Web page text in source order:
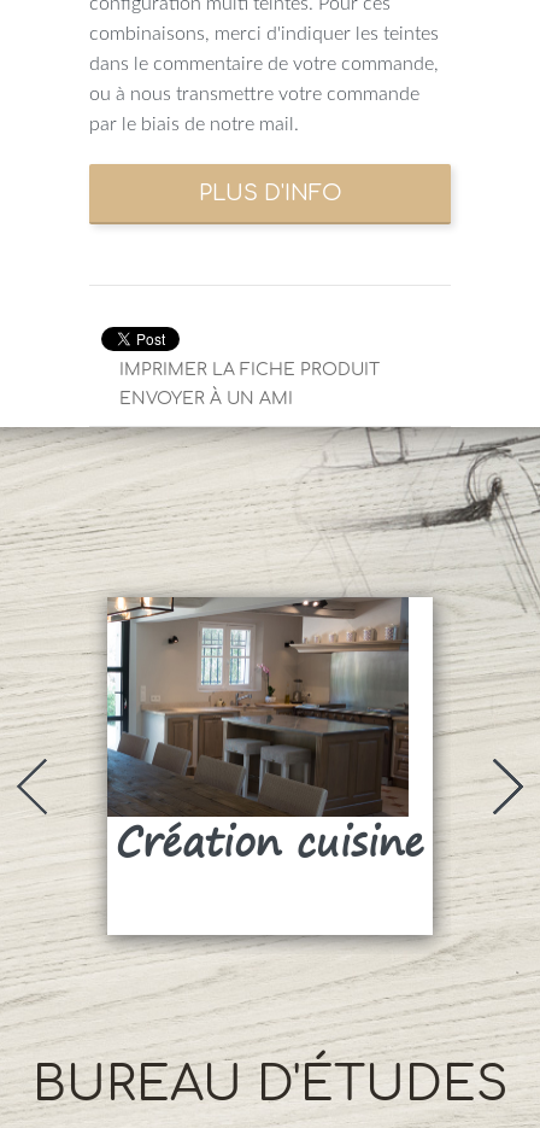
combinaisons, merci d'indiquer les teintes
dans le commentaire de votre commande,
ou à nous transmettre votre commande
par le biais de notre mail.
IMPRIMER LA FICHE PRODUIT
ENVOYER À UN AMI
Création cuisine
BUREAU D'ÉTUDES